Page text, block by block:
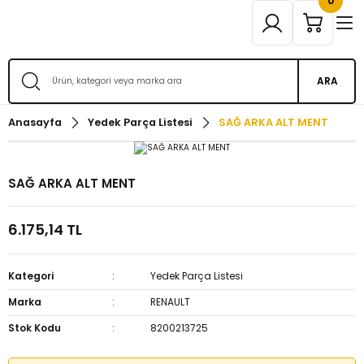
ARA
Anasayfa Yedek Parça Listesi SAĞ ARKA ALT MENT
SAĞ ARKA ALT MENT
6.175,14 TL
Kategori
Yedek Parça Listesi
Marka
RENAULT
Stok Kodu
8200213725